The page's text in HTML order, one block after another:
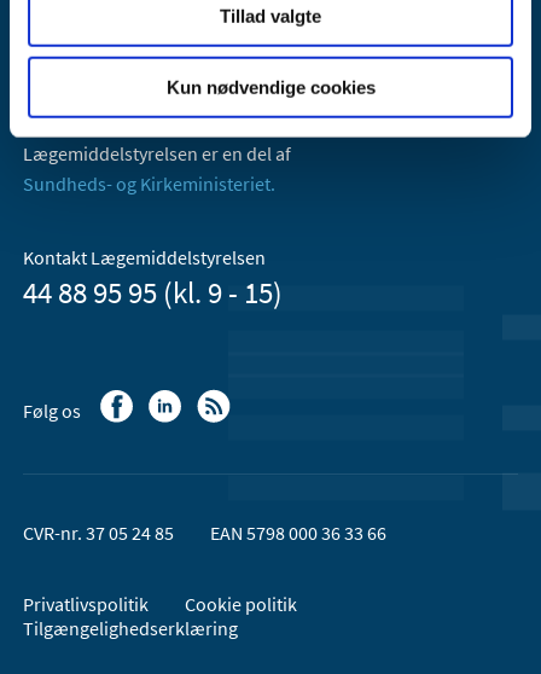
Tillad valgte
Kun nødvendige cookies
Axel Heides Gade 1
dkma@dkma.dk
Lægemiddelstyrelsen er en del af
Sundheds- og Kirkeministeriet.
Kontakt Lægemiddelstyrelsen
44 88 95 95 (kl. 9 - 15)
Følg os
CVR-nr. 37 05 24 85 EAN 5798 000 36 33 66
Privatlivspolitik
Cookie politik
Tilgængelighedserklæring